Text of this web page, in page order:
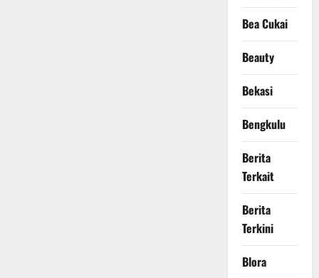
Bea Cukai
Beauty
Bekasi
Bengkulu
Berita
Terkait
Berita
Terkini
Blora